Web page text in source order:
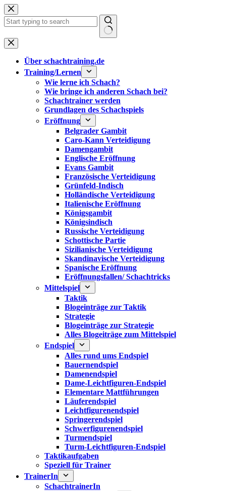
Zum
Inhalt
springen
Keine
Ergebnisse
Über schachtraining.de
Training/Lernen
Wie lerne ich Schach?
Wie bringe ich anderen Schach bei?
Schachtrainer werden
Grundlagen des Schachspiels
Eröffnung
Belgrader Gambit
Caro-Kann Verteidigung
Damengambit
Englische Eröffnung
Evans Gambit
Französische Verteidigung
Grünfeld-Indisch
Holländische Verteidigung
Italienische Eröffnung
Königsgambit
Königsindisch
Russische Verteidigung
Schottische Partie
Sizilianische Verteidigung
Skandinavische Verteidigung
Spanische Eröffnung
Eröffnungsfallen/ Schachtricks
Mittelspiel
Taktik
Blogeinträge zur Taktik
Strategie
Blogeinträge zur Strategie
Alles Blogeiträge zum Mittelspiel
Endspiel
Alles rund ums Endspiel
Bauernendspiel
Damenendspiel
Dame-Leichtfiguren-Endspiel
Elementare Mattführungen
Läuferendspiel
Leichtfigurenendspiel
Springerendspiel
Schwerfigurenendspiel
Turmendspiel
Turm-Leichtfiguren-Endspiel
Taktikaufgaben
Speziell für Trainer
TrainerIn
SchachtrainerIn